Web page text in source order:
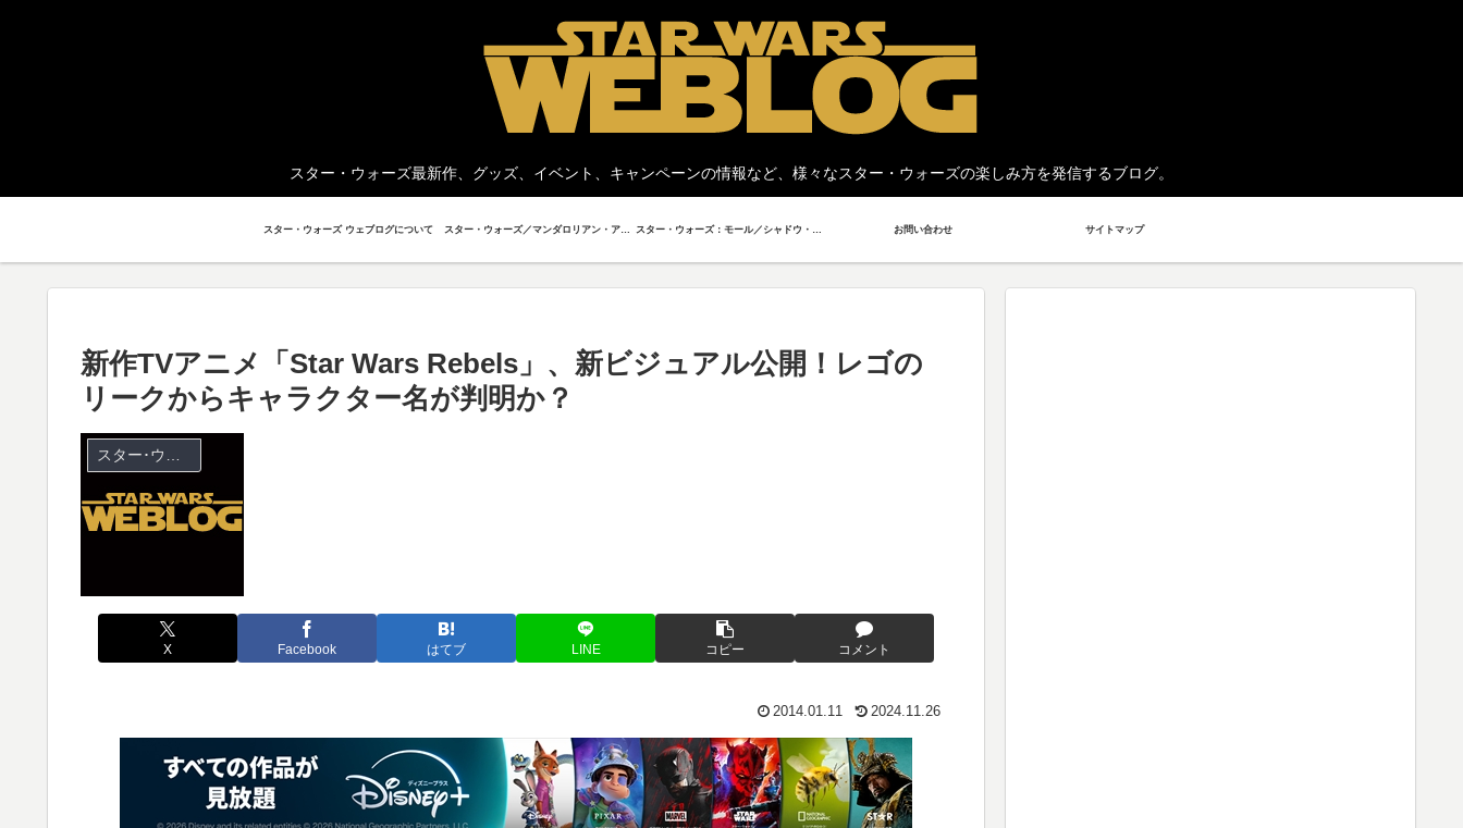
スター・ウォーズ最新作、グッズ、イベント、キャンペーンの情報など、様々なスター・ウォーズの楽しみ方を発信するブログ。
スター・ウォーズ ウェブログについて お問い合わせ サイトマップ
新作TVアニメ「Star Wars Rebels」、新ビジュアル公開！レゴの
リークからキャラクター名が判明か？
スター･ウォーズ 反乱者たち
X Facebook はてブ LINE コピー コメント
2014.01.11 2024.11.26